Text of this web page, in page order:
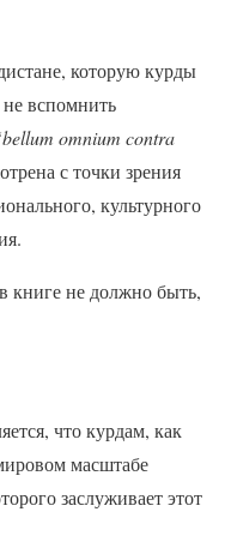
которую курды
вспомнить
bellum omnium contra
с точки зрения
культурного
книге не должно быть,
что курдам, как
масштабе
заслуживает этот